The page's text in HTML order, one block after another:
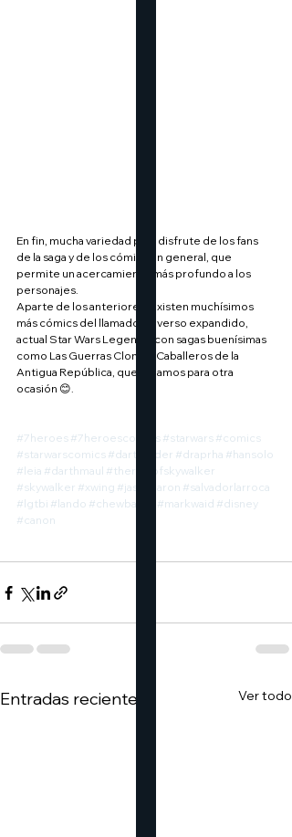
En fin, mucha variedad para disfrute de los fans
de la saga y de los cómics en general, que
permite un acercamiento más profundo a los
personajes.
Aparte de los anteriores, existen muchísimos
más cómics del llamado universo expandido,
actual Star Wars Legends, con sagas buenísimas
como Las Guerras Clone o Caballeros de la
Antigua República, que dejamos para otra
ocasión 😊.
#7heroes #7heroescomics #starwars #comics
#starwarscomics #darthvader #draprha #hansolo
#leia #darthmaul #theriseofskywalker
#skywalker #xwing #jasonaaron #salvadorlarroca
#lgtbi #lando #chewbacca #markwaid #disney
#canon
Entradas recientes Ver todo